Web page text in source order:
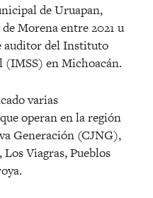
de Uruapan,
Morena entre 2021 u
auditor del Instituto
(IMSS) en Michoacán.
varias
operan en la región
Generación (CJNG),
Viagras, Pueblos